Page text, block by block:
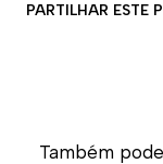
PARTILHAR ESTE
Também